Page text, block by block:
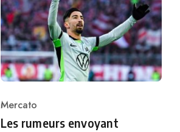
Category
Mercato
Les rumeurs envoyant